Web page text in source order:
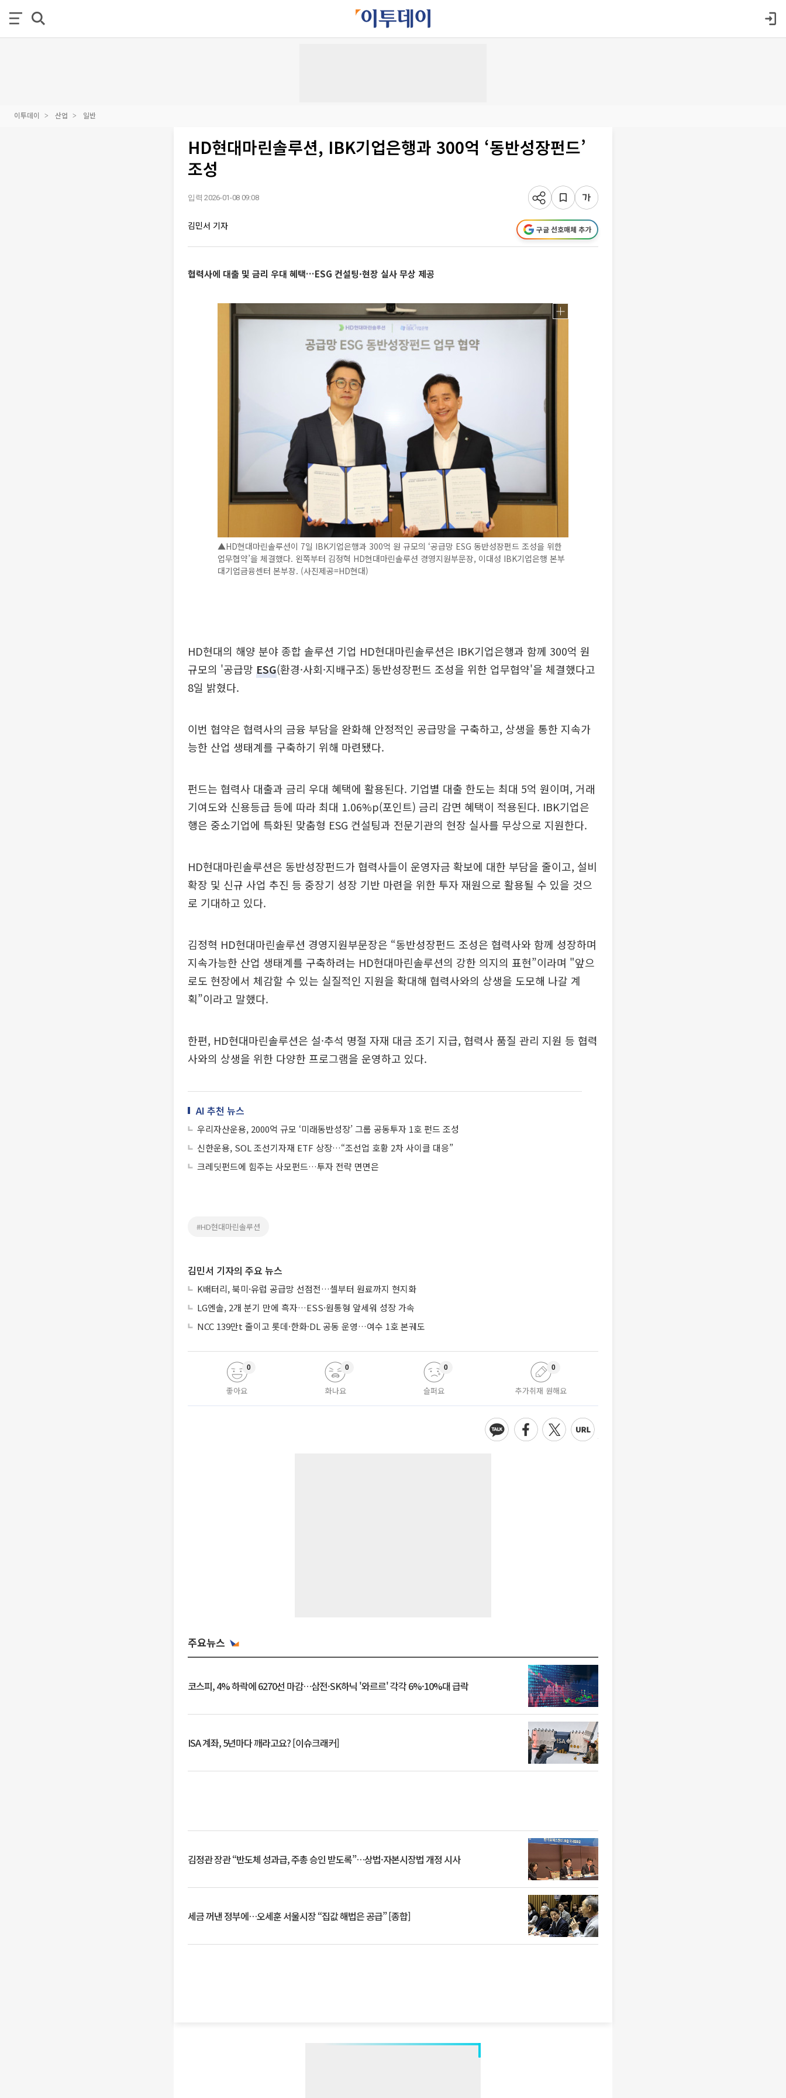
이투데이 산업 일반
HD현대마린솔루션, IBK기업은행과 300억 ‘동반성장펀드’
조성
입력 2026-01-08 09:08
김민서 기자 구글 선호매체 추가
협력사에 대출 및 금리 우대 혜택…ESG 컨설팅·현장 실사 무상 제공
▲HD현대마린솔루션이 7일 IBK기업은행과 300억 원 규모의 ‘공급망 ESG 동반성장펀드 조성을 위한
업무협약’을 체결했다. 왼쪽부터 김정혁 HD현대마린솔루션 경영지원부문장, 이대성 IBK기업은행 본부
대기업금융센터 본부장. (사진제공=HD현대)
HD현대의 해양 분야 종합 솔루션 기업 HD현대마린솔루션은 IBK기업은행과 함께 300억 원
규모의 '공급망 ESG(환경·사회·지배구조) 동반성장펀드 조성을 위한 업무협약'을 체결했다고
8일 밝혔다.
이번 협약은 협력사의 금융 부담을 완화해 안정적인 공급망을 구축하고, 상생을 통한 지속가
능한 산업 생태계를 구축하기 위해 마련됐다.
펀드는 협력사 대출과 금리 우대 혜택에 활용된다. 기업별 대출 한도는 최대 5억 원이며, 거래
기여도와 신용등급 등에 따라 최대 1.06%p(포인트) 금리 감면 혜택이 적용된다. IBK기업은
행은 중소기업에 특화된 맞춤형 ESG 컨설팅과 전문기관의 현장 실사를 무상으로 지원한다.
HD현대마린솔루션은 동반성장펀드가 협력사들이 운영자금 확보에 대한 부담을 줄이고, 설비
확장 및 신규 사업 추진 등 중장기 성장 기반 마련을 위한 투자 재원으로 활용될 수 있을 것으
로 기대하고 있다.
김정혁 HD현대마린솔루션 경영지원부문장은 “동반성장펀드 조성은 협력사와 함께 성장하며
지속가능한 산업 생태계를 구축하려는 HD현대마린솔루션의 강한 의지의 표현”이라며 "앞으
로도 현장에서 체감할 수 있는 실질적인 지원을 확대해 협력사와의 상생을 도모해 나갈 계
획”이라고 말했다.
한편, HD현대마린솔루션은 설·추석 명절 자재 대금 조기 지급, 협력사 품질 관리 지원 등 협력
사와의 상생을 위한 다양한 프로그램을 운영하고 있다.
AI 추천 뉴스
우리자산운용, 2000억 규모 ‘미래동반성장’ 그룹 공동투자 1호 펀드 조성
신한운용, SOL 조선기자재 ETF 상장…“조선업 호황 2차 사이클 대응”
크레딧펀드에 힘주는 사모펀드…투자 전략 면면은
#HD현대마린솔루션
김민서 기자의 주요 뉴스
K배터리, 북미·유럽 공급망 선점전…셀부터 원료까지 현지화
LG엔솔, 2개 분기 만에 흑자…ESS·원통형 앞세워 성장 가속
NCC 139만t 줄이고 롯데·한화·DL 공동 운영…여수 1호 본궤도
좋아요
0
화나요
0
슬퍼요
0
추가취재 원해요
0
주요뉴스
코스피, 4% 하락에 6270선 마감…삼전·SK하닉 '와르르' 각각 6%·10%대 급락
ISA 계좌, 5년마다 깨라고요? [이슈크래커]
김정관 장관 “반도체 성과급, 주총 승인 받도록”…상법·자본시장법 개정 시사
세금 꺼낸 정부에…오세훈 서울시장 “집값 해법은 공급” [종합]